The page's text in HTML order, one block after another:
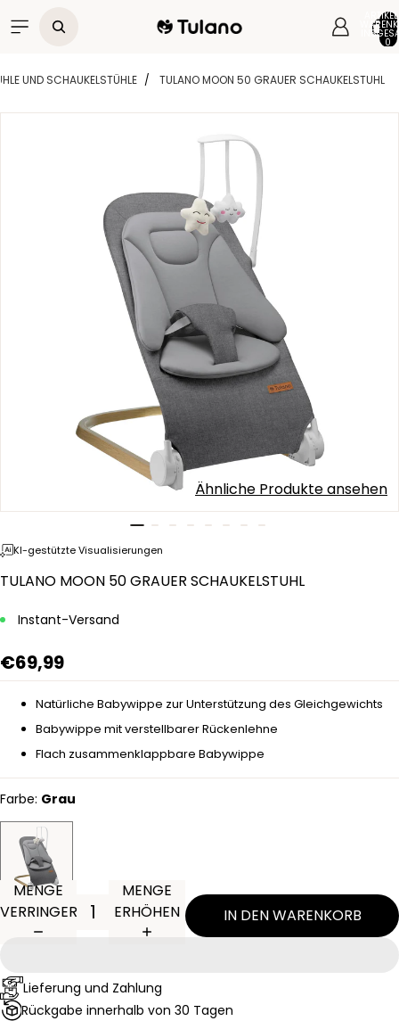
0
UND SCHAUKELSTÜHLE TULANO MOON 50 GRAUER SCHAUKELSTUHL
Ähnliche Produkte ansehen
KI-gestützte Visualisierungen
TULANO MOON 50 GRAUER SCHAUKELSTUHL
Instant-Versand
€69,99
Natürliche Babywippe zur Unterstützung des Gleichgewichts
Babywippe mit verstellbarer Rückenlehne
Flach zusammenklappbare Babywippe
Farbe: Grau
MENGE
VERRINGERN
MENGE
ERHÖHEN
IN DEN WARENKORB
Lieferung und Zahlung
Rückgabe innerhalb von 30 Tagen